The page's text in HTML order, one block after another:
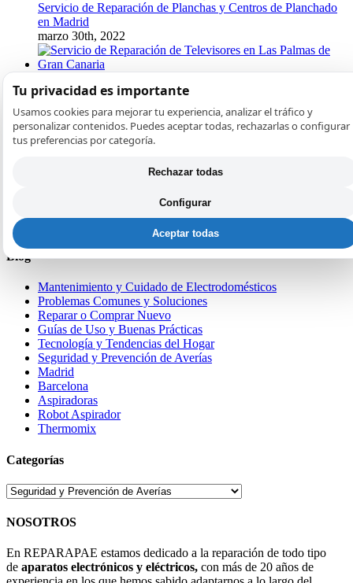
Servicio de Reparación de Planchas y Centros de Planchado
en Madrid
marzo 30th, 2022
marzo 30th, 2022
Entradas recientes
Guía completa sobre el error E05 en Cecotec Bongo: Causas
Cecotec Error E04 en Patinete Bongo: Causas y Soluciones
Soluciona el Error E02 en Patinetes Cecotec Bongo
Blog
Mantenimiento y Cuidado de Electrodomésticos
Problemas Comunes y Soluciones
Reparar o Comprar Nuevo
Guías de Uso y Buenas Prácticas
Tecnología y Tendencias del Hogar
Seguridad y Prevención de Averías
Madrid
Barcelona
Aspiradoras
Robot Aspirador
Thermomix
Categorías
Categorías
NOSOTROS
En REPARAPAE estamos dedicado a la reparación de todo tipo
de aparatos electrónicos y eléctricos, con más de 20 años de
Tu privacidad es importante
Usamos cookies para mejorar tu experiencia, analizar el tráfico y
personalizar contenidos. Puedes aceptar todas, rechazarlas o configurar
tus preferencias por categoría.
Rechazar todas
Configurar
Aceptar todas